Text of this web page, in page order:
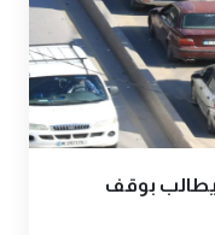
يطالب بوقف